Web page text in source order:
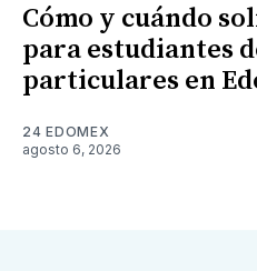
Cómo y cuándo
para estudiantes
particulares en
24 EDOMEX
agosto 6, 2026